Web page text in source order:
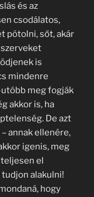
és az
csodálatos,
pótolni, sőt, akár
is
mindenre
meg fogják
akkor is, ha
De azt
annak ellenére,
igenis, meg
el
alakulni!
hogy